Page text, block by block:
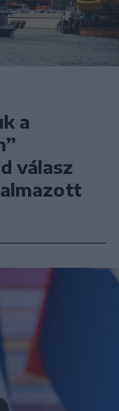
a
válasz